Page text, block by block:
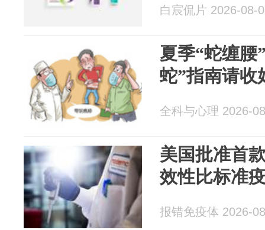
白宸侃片 2026-08-
夏季“蛇缠腰
蛇”指南请收
全科与心理 2026-
美国批准首
效性比标准
报错免疫体 2026-